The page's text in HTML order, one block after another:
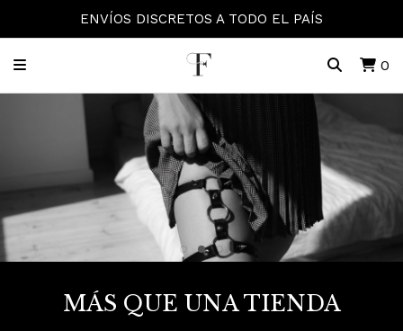
ENVÍOS DISCRETOS A TODO EL PAÍS
0
MÁS QUE UNA TIENDA